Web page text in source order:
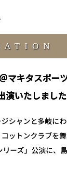
＠マキタスポー
演いたしました
シャンと多岐に
ットンクラブを
リーズ」公演に、